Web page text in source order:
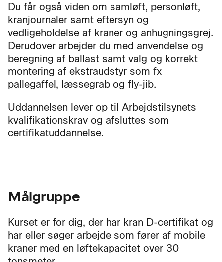
Du får også viden om samløft, personløft,
kranjournaler samt eftersyn og
vedligeholdelse af kraner og anhugningsgrej.
Derudover arbejder du med anvendelse og
beregning af ballast samt valg og korrekt
montering af ekstraudstyr som fx
pallegaffel, læssegrab og fly-jib.
Uddannelsen lever op til Arbejdstilsynets
kvalifikationskrav og afsluttes som
certifikatuddannelse.
Målgruppe
Kurset er for dig, der har kran D-certifikat og
har eller søger arbejde som fører af mobile
kraner med en løftekapacitet over 30